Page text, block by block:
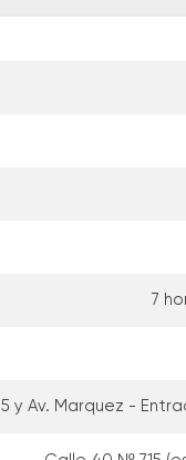
7
y Av. Marquez -